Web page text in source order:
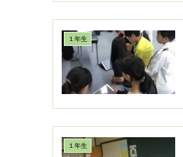
１年生
１年生